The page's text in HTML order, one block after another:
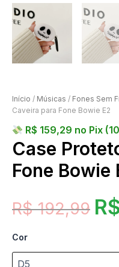
Início / Músicas / Fones Sem
Caveira para Fone Bowie E2
R$ 159,29 no Pix
Case
Fone Bowie
R$192,99
Cor